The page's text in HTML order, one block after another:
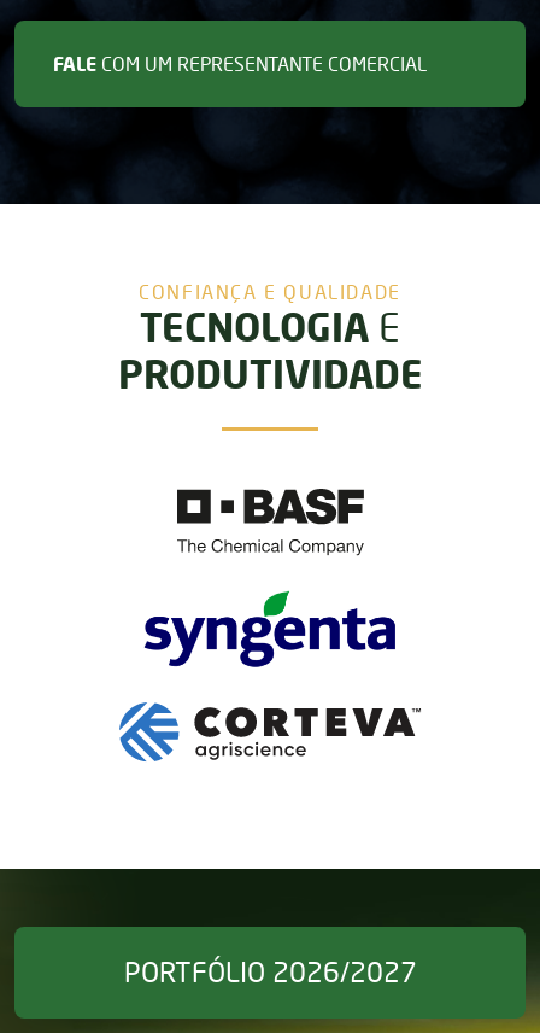
FALE COM UM REPRESENTANTE COMERCIAL
CONFIANÇA E QUALIDADE
TECNOLOGIA E
PRODUTIVIDADE
PORTFÓLIO 2026/2027